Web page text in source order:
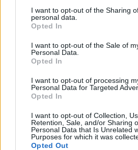
not limited to your visit or usage
grant or deny consent to Google and
use your data for below specified
consent section.
I want to opt-out of the Sharing
personal data.
Opted In
I want to opt-out of the Sale of
Personal Data.
Opted In
I want to opt-out of processing
Personal Data for Targeted
Opted In
I want to opt-out of Collection,
Retention, Sale, and/or Sharing
Personal Data that Is Unrelated
Purposes for which it was
Opted Out